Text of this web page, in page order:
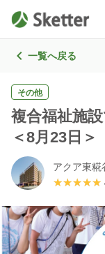
一覧へ戻る
その他
複合福祉施
＜8月23日＞
アクア東糀
★★★★★
★★★★★